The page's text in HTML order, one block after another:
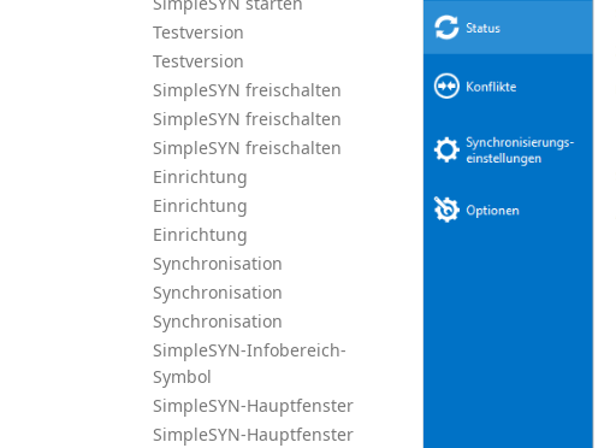
Testversion
Testversion
SimpleSYN freischalten
SimpleSYN freischalten
SimpleSYN freischalten
Einrichtung
Einrichtung
Einrichtung
Synchronisation
Synchronisation
Synchronisation
SimpleSYN-Infobereich-
Symbol
SimpleSYN-Hauptfenster
SimpleSYN-Hauptfenster